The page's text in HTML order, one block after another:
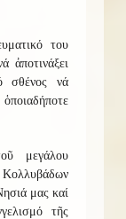
του
ἀποτινάξει
σθένος νά
μεγάλου
μας καί
τῆς